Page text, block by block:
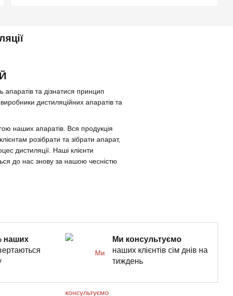
та дізнатися принцип
дистиляційних апаратів та
наших апаратів. Вся продукція
розібрати та зібрати апарат,
дистиляції. Наші клієнти
до нас знову за нашою чесністю
наших
Ми консультуємо
наших клієнтів сім днів на
тиждень